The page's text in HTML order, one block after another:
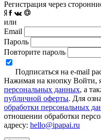
Регистрация через
или
Email
Пароль
Повторите пароль
Подписаться на e-mail
Нажимая на кнопку Войти,
персональных данных, а
публичной оферты. Для
обработки персональных
отношении обработки
адресу: hello@ipapai.ru